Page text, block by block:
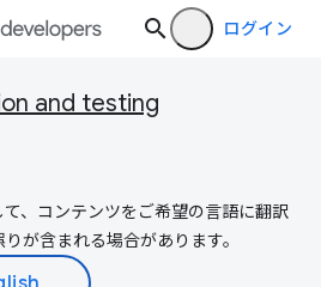
ログイン
and testing
、コンテンツをご希望の言語に翻訳
が含まれる場合があります。